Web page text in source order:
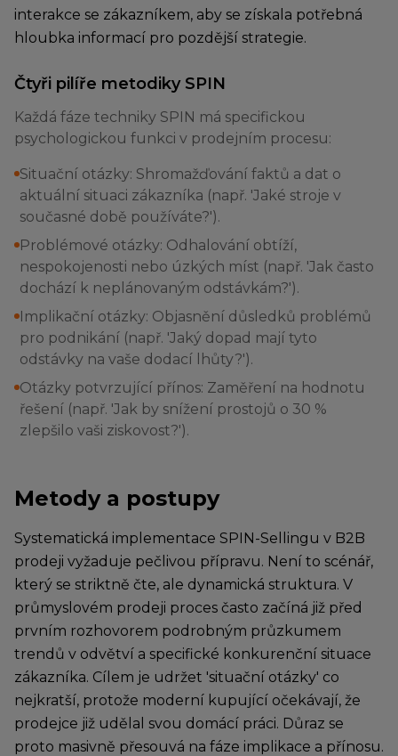
interakce se zákazníkem, aby se získala potřebná
hloubka informací pro pozdější strategie.
Čtyři pilíře metodiky SPIN
Každá fáze techniky SPIN má specifickou
psychologickou funkci v prodejním procesu:
Situační otázky: Shromažďování faktů a dat o
aktuální situaci zákazníka (např. 'Jaké stroje v
současné době používáte?').
Problémové otázky: Odhalování obtíží,
nespokojenosti nebo úzkých míst (např. 'Jak často
dochází k neplánovaným odstávkám?').
Implikační otázky: Objasnění důsledků problémů
pro podnikání (např. 'Jaký dopad mají tyto
odstávky na vaše dodací lhůty?').
Otázky potvrzující přínos: Zaměření na hodnotu
řešení (např. 'Jak by snížení prostojů o 30 %
zlepšilo vaši ziskovost?').
Metody a postupy
Systematická implementace SPIN-Sellingu v B2B
prodeji vyžaduje pečlivou přípravu. Není to scénář,
který se striktně čte, ale dynamická struktura. V
průmyslovém prodeji proces často začíná již před
prvním rozhovorem podrobným průzkumem
trendů v odvětví a specifické konkurenční situace
zákazníka. Cílem je udržet 'situační otázky' co
nejkratší, protože moderní kupující očekávají, že
prodejce již udělal svou domácí práci. Důraz se
proto masivně přesouvá na fáze implikace a přínosu.